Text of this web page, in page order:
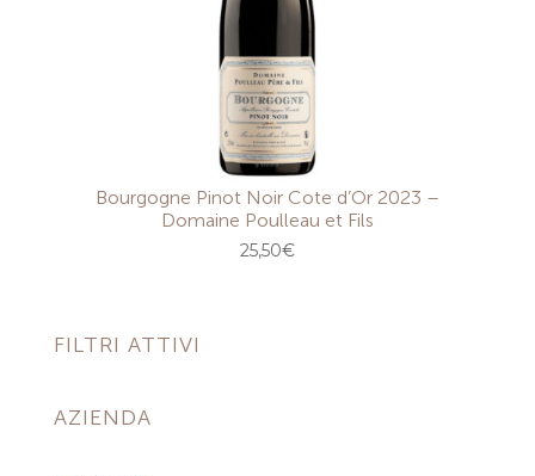
Bourgogne Pinot Noir Cote d’Or 2023 –
Domaine Poulleau et Fils
25,50€
FILTRI ATTIVI
AZIENDA